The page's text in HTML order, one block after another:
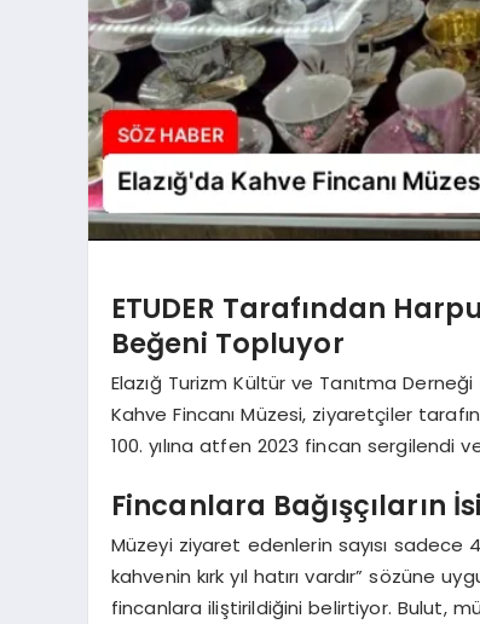
ETUDER Tarafından
Beğeni Topluyor
Elazığ Turizm Kültür ve Tanıtma
Kahve Fincanı Müzesi, ziyaretçiler
100. yılına atfen 2023 fincan sergilendi
Fincanlara Bağışçıların
Müzeyi ziyaret edenlerin sayısı sadece
kahvenin kırk yıl hatırı vardır” sözüne
fincanlara iliştirildiğini belirtiyor. Bulut,